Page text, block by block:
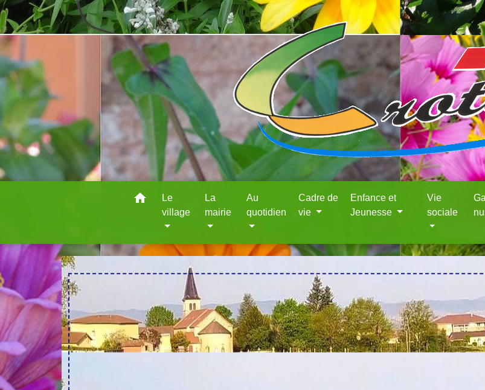
home
Le
village
La
mairie
Au
quotidien
Cadre de
vie
Enfance et
Jeunesse
Vie
sociale